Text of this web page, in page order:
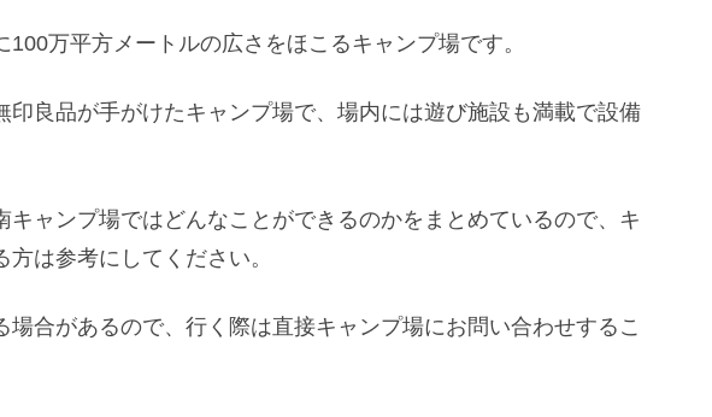
万平方メートルの広さをほこるキャンプ場です。
印良品が手がけたキャンプ場で、場内には遊び施設も満載で設備
キャンプ場ではどんなことができるのかをまとめているので、キ
は参考にしてください。
場合があるので、行く際は直接キャンプ場にお問い合わせするこ